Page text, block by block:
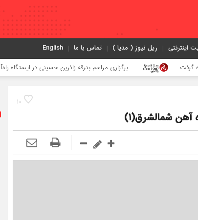
اینترنتی ریل نیوز ( مدیا ) تماس با ما English
برگزاری مراسم بدرقه زائرین حسینی در ایستگاه راه‌آهن زاهدان
10